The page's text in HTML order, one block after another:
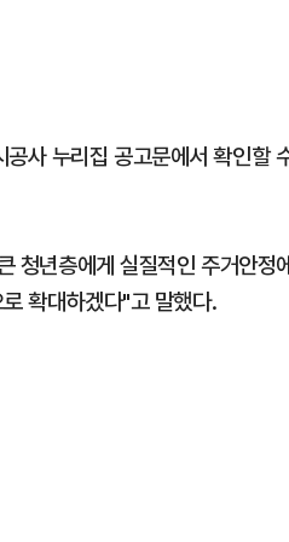
사 누리집 공고문에서 확인할
청년층에게 실질적인 주거안정
확대하겠다"고 말했다.